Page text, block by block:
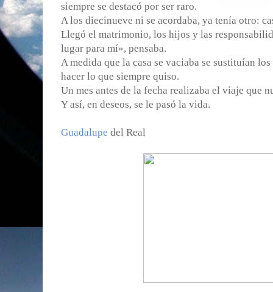
siempre se destacó por ser raro.
A los diecinueve ni se acordaba, ya tenía otro:
Llegó el matrimonio, los hijos y las
lugar para mí», pensaba.
A medida que la casa se vaciaba se sustituían
hacer lo que siempre quiso.
Un mes antes de la fecha realizaba el viaje que
Y así, en deseos, se le pasó la vida.
Guadalupe del Real